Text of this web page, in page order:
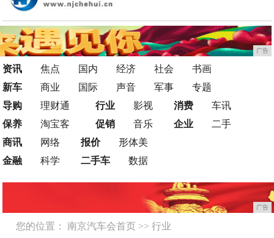
广告
资讯 焦点 国内 经济 社会
书画
新车
商业 国际 声音 军事
专题
导购
理财通
保养
淘宝客
行业
影视
促销
音乐
消费
车讯
企业
二手
商讯
网络
金融
科学
报价
形体美
二手车
数据
广告
您的位置：南京汽车会首页 >>行业